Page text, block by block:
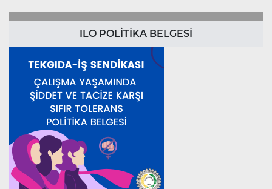
ILO POLİTİKA BELGESİ